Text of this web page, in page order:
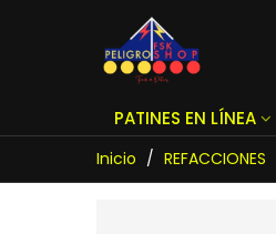
PATINES EN LÍNEA
Inicio / REFACCIONES